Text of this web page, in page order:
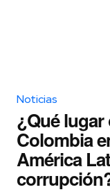
Noticias
¿Qué
Colombia
América